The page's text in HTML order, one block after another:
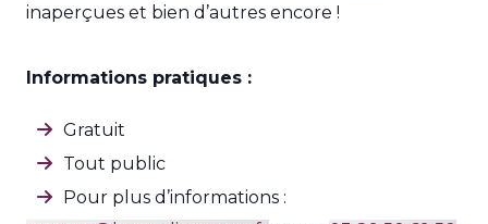
inaperçues et bien d’autres encore !
Informations pratiques :
Gratuit
Tout public
Pour plus d’informations :